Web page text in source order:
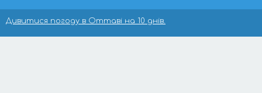
Дивитися погоду в Оттаві на 10 днів.